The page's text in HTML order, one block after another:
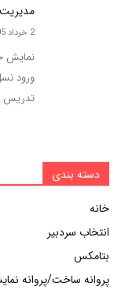
مدیریت
2 خرداد 1405
نمایش
ورود
تدریس
دسته بندی
خانه
انتخاب سردبیر
بتامکس
پروانه ساخت/پروانه